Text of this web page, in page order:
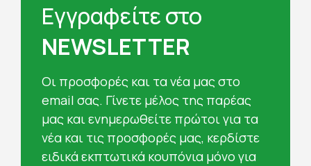
Εγγραφείτε στο
NEWSLETTER
Oι προσφορές και τα νέα μας στο
email σας. Γίνετε μέλος της παρέας
μας και ενημερωθείτε πρώτοι για τα
νέα και τις προσφορές μας, κερδίστε
ειδικά εκπτωτικά κουπόνια μόνο για